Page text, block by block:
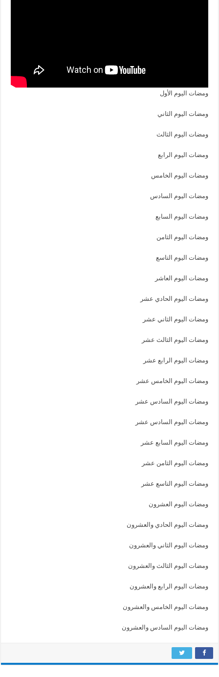
ومضات اليوم الأول
ومضات اليوم الثاني
ومضات اليوم الثالث
ومضات اليوم الرابع
ومضات اليوم الخامس
ومضات اليوم السادس
ومضات اليوم السابع
ومضات اليوم الثامن
ومضات اليوم التاسع
ومضات اليوم العاشر
ومضات اليوم الحادي عشر
ومضات اليوم الثاني عشر
ومضات اليوم الثالث عشر
ومضات اليوم الرابع عشر
ومضات اليوم الخامس عشر
ومضات اليوم السادس عشر
ومضات اليوم السادس عشر
ومضات اليوم السابع عشر
ومضات اليوم الثامن عشر
ومضات اليوم التاسع عشر
ومضات اليوم العشرون
ومضات اليوم الحادي والعشرون
ومضات اليوم الثاني والعشرون
ومضات اليوم الثالث والعشرون
ومضات اليوم الرابع والعشرون
ومضات اليوم الخامس والعشرون
ومضات اليوم السادس والعشرون